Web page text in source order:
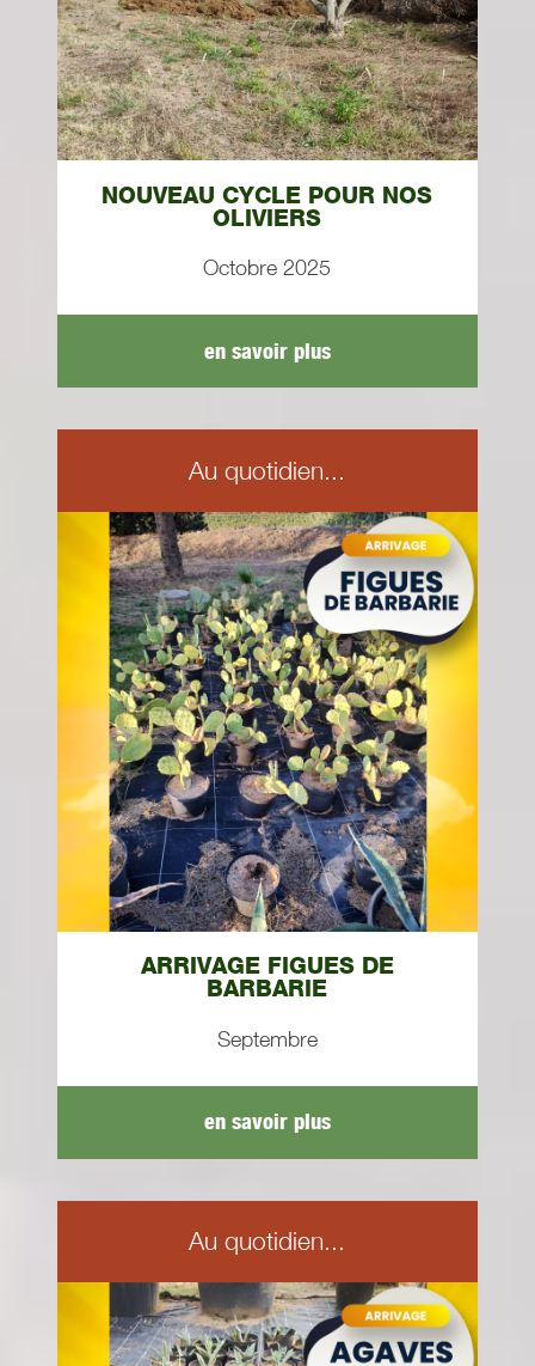
NOUVEAU CYCLE POUR NOS
OLIVIERS
Octobre 2025
en savoir plus
Au quotidien...
ARRIVAGE FIGUES DE
BARBARIE
Septembre
en savoir plus
Au quotidien...